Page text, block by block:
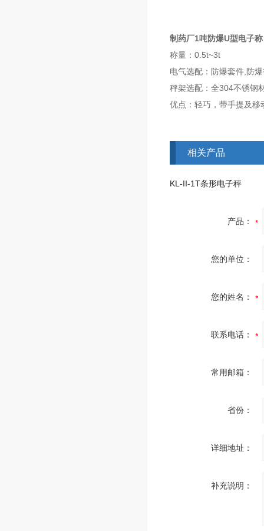
制药厂1吨防爆U型电子
称量：0.5t~3t
电气选配：防爆套件,防
秤架选配：全304不锈钢
优点：轻巧，带手提及
相关产品
KL-II-1T条形电子秤
产品：
您的单位：
您的姓名：
联系电话：
常用邮箱：
省份：
详细地址：
补充说明：